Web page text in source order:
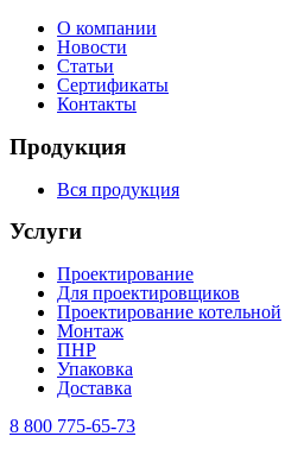
О компании
Новости
Статьи
Сертификаты
Контакты
Продукция
Вся продукция
Услуги
Проектирование
Для проектировщиков
Проектирование котельной
Монтаж
ПНР
Упаковка
Доставка
8 800 775-65-73